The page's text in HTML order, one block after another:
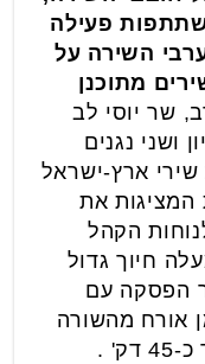
פעילה
השירה על
מתוכנן
שר יוסי לב
ושני נגנים
ארץ-ישראל
המציגות את
הקהל
חיוך גדול
הפסקה עם
אורח מהשורה
.